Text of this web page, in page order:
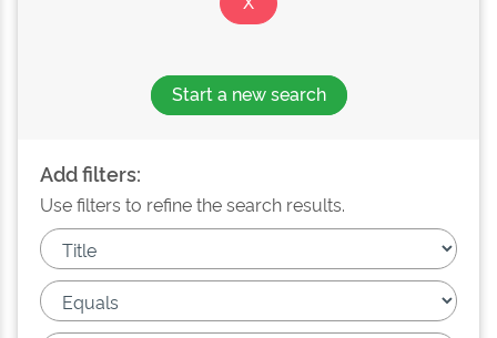
Start a new search
Add filters:
Use filters to refine the search results.